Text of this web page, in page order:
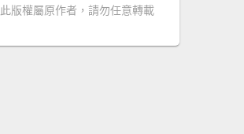
此版權屬原作者，請勿任意轉載